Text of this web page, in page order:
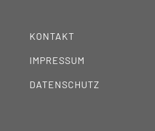
KONTAKT
IMPRESSUM
DATENSCHUTZ